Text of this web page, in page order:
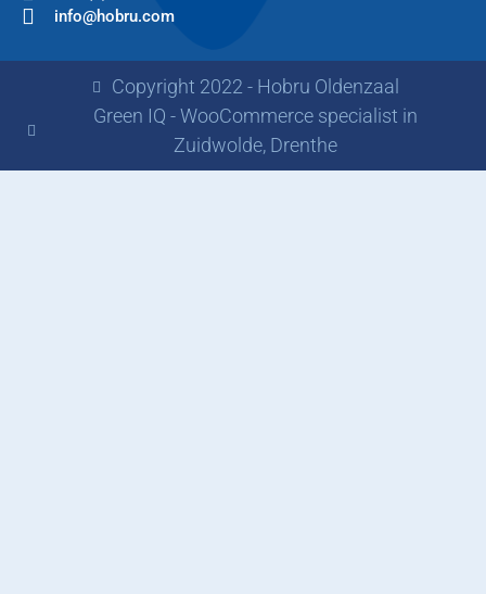
info@hobru.com
Copyright 2022 - Hobru Oldenzaal
Green IQ - WooCommerce specialist in
Zuidwolde, Drenthe